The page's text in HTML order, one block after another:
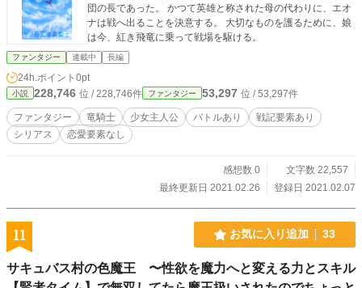
団の長であった。 かつて英雄と称された母の代わりに、エオ
ナは戦へ出ることを決意する。 大切なものを護るために、娘
は今、紅き飛竜に乗って戦場を駆ける。
ファンタジー 連載中 長編
24h.ポイント 0pt
小説 228,746 位 / 228,746件 ファンタジー 53,297 位 / 53,297件
ファンタジー 竜騎士 少女主人公 バトルあり
戦記要素あり
シリアス
恋愛要素なし
感想数 0
文字数 22,557
最終更新日 2021.02.26
登録日 2021.02.07
11 お気に入り追加 33
サキュバス村の色魔王 〜性欲を魔力へと変える力とスキル